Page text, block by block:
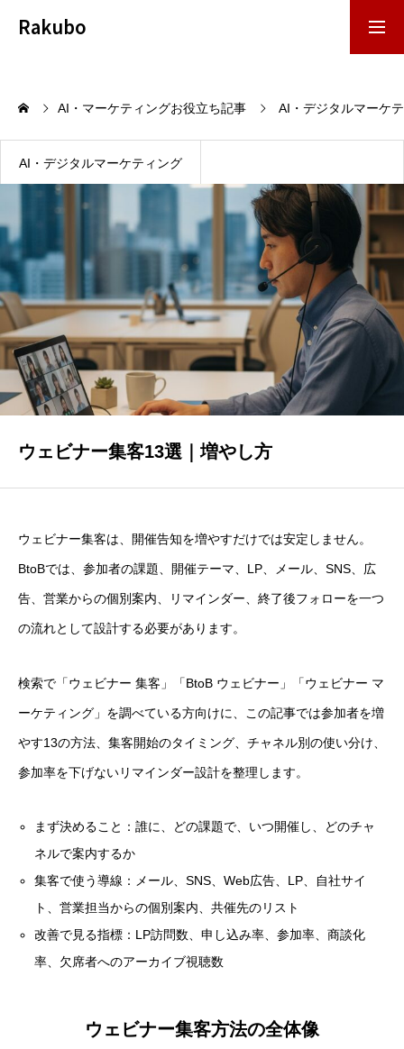
Rakubo
事業内容
導入事例
お役立ち資料
お役立ち記事
スポンサー活動
AI・マーケティングお役立ち記事 AI・デジタルマーケ
AI・デジタルマーケティング
ウェビナー集客13選｜増やし方
ウェビナー集客は、開催告知を増やすだけでは安定しません。
BtoBでは、参加者の課題、開催テーマ、LP、メール、SNS、広
告、営業からの個別案内、リマインダー、終了後フォローを一つ
の流れとして設計する必要があります。
検索で「ウェビナー 集客」「BtoB ウェビナー」「ウェビナー マ
ーケティング」を調べている方向けに、この記事では参加者を増
やす13の方法、集客開始のタイミング、チャネル別の使い分け、
参加率を下げないリマインダー設計を整理します。
まず決めること：誰に、どの課題で、いつ開催し、どのチャ
ネルで案内するか
集客で使う導線：メール、SNS、Web広告、LP、自社サイ
ト、営業担当からの個別案内、共催先のリスト
改善で見る指標：LP訪問数、申し込み率、参加率、商談化
率、欠席者へのアーカイブ視聴数
ウェビナー集客方法の全体像